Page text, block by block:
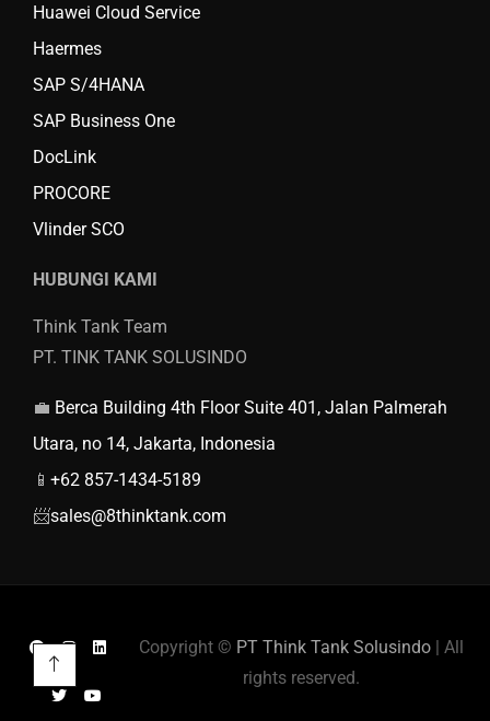
Huawei Cloud Service
Haermes
SAP S/4HANA
SAP Business One
DocLink
PROCORE
Vlinder SCO
HUBUNGI KAMI
Think Tank Team
PT. TINK TANK SOLUSINDO
💼 Berca Building 4th Floor Suite 401, Jalan Palmerah
Utara, no 14, Jakarta, Indonesia
📱 +62 857-1434-5189
📨sales@8thinktank.com
Copyright © PT Think Tank Solusindo| All
rights reserved.